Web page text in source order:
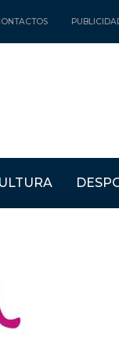
REGRESSAM DE